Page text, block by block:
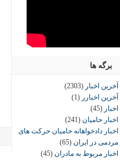
برگه ها
آخرین اخبار (2303)
آخرین اخبارر (1)
اخبار (45)
اخبار حامیان (241)
اخبار دادخواهانه حامیان حرکت های
مردمی در ایران (65)
اخبار مربوط به مادران (45)